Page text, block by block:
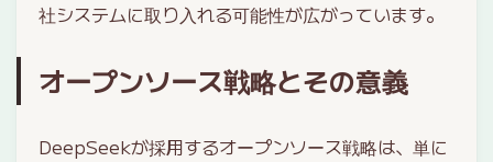
社システムに取り入れる可能性が広がっています。
オープンソース戦略とその意義
DeepSeekが採用するオープンソース戦略は、単に